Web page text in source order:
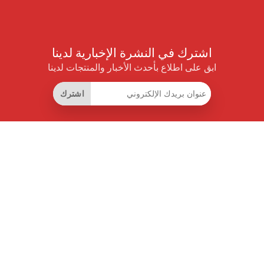
اشترك في النشرة الإخبارية لدينا
ابق على اطلاع بأحدث الأخبار والمنتجات لدينا
اشترك